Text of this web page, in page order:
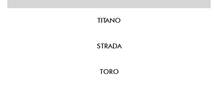
TITANO
STRADA
TORO